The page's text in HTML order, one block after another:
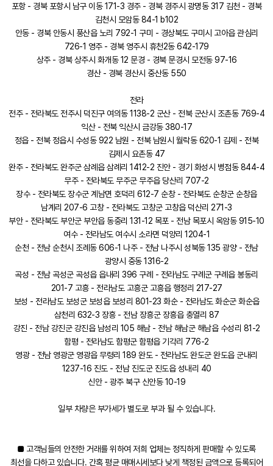
포항 - 경북 포항시 남구 이동 171-3 경주 - 경북 경주시 광명동 317 김천 - 경북
김천시 모암동 84-1 b102
안동 - 경북 안동시 풍산읍 노리 792-1 구미 - 경상북도 구미시 고아읍 관심리
726-1 영주 - 경북 영주시 휴천2동 642-179
상주 - 경북 상주시 화개동 12 문경 - 경북 문경시 모전동 97-16
경산 - 경북 경산시 중산동 550
전라
전주 - 전라북도 전주시 덕진구 여의동 1138-2 군산 - 전북 군산시 조촌동 769-4
익산 - 전북 익산시 금강동 380-17
정읍 - 전북 정읍시 수성동 922 남원 - 전북 남원시 월락동 620-1 김제 - 전북
김제시 요촌동 47
완주 - 전라북도 완주군 삼례읍 삼례리 1412-2 진안 - 경기 화성시 병점동 844-4
무주 - 전라북도 무주군 무주읍 당산리 707-2
장수 - 전라북도 장수군 계남면 호덕리 612-7 순창 - 전라북도 순창군 순창읍
남계리 207-6 고창 - 전라북도 고창군 고창읍 덕산리 271-3
부안 - 전라북도 부안군 부안읍 동중리 131-12 목포 - 전남 목포시 옥암동 915-10
여수 - 전라남도 여수시 소라면 덕양리 1204-1
순천 - 전남 순천시 조례동 606-1 나주 - 전남 나주시 성북동 135 광양 - 전남
광양시 중동 1316-2
곡성 - 전남 곡성군 곡성읍 읍내리 396 구례 - 전라남도 구례군 구례읍 봉동리
201-7 고흥 - 전라남도 고흥군 고흥읍 행정리 217-27
보성 - 전라남도 보성군 보성읍 보성리 801-23 화순 - 전라남도 화순군 화순읍
삼천리 632-3 장흥 - 전남 장흥군 장흥읍 충열리 87
강진 - 전남 강진군 강진읍 남성리 105 해남 - 전남 해남군 해남읍 수성리 81-2
함평 - 전라남도 함평군 함평읍 기각리 776-2
영광 - 전남 영광군 영광읍 무령리 189 완도 - 전라남도 완도군 완도읍 군내리
1237-16 진도 - 전남 진도군 진도읍 성내리 40
신안 - 광주 북구 신안동 10-19
일부 차량은 부가세가 별도로 부과 될 수 있습니다.
■ 고객님들의 안전한 거래를 위하여 저희 업체는 정직하게 판매할 수 있도록
최선을 다하고 있습니다. 간혹 평균 매매시세보다 낮게 책정된 금액으로 등록되어